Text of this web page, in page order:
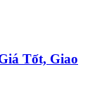
Tốt, Giao